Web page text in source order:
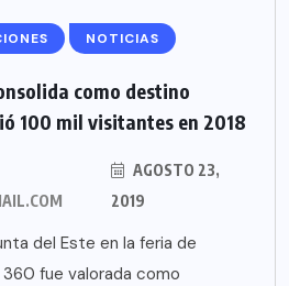
NOTICIAS
como destino
100 mil visitantes en 2018
AGOSTO 23,
2019
del Este en la feria de
360 fue valorada como